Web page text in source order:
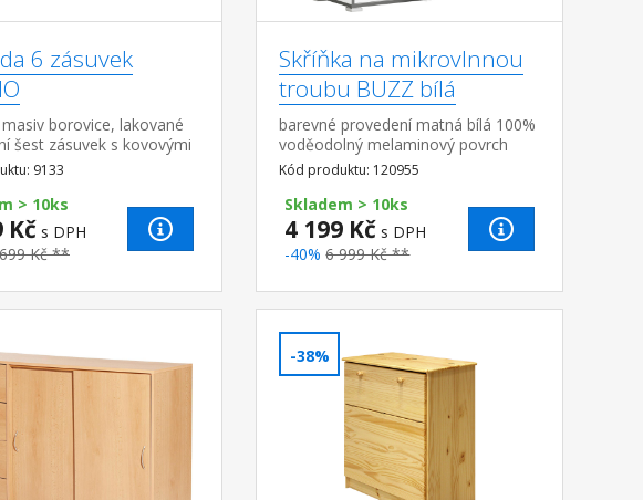
6 zásuvek
borovice, lakované
šest zásuvek s kovovými
9133
> 10ks
Kč s DPH
Kč **
Skříňka na mikrovlnnou
troubu BUZZ bílá
barevné provedení matná bílá 100%
voděodolný melaminový povrch
jedna zásuvka s kovovými pojezdy,
rozměr zásuvky (š/h/v) 52 × 33 × 7
cm prostor pro mik...
Kód produktu: 120955
Skladem > 10ks
4 199 Kč s DPH
-40% 6 999 Kč **
-38%